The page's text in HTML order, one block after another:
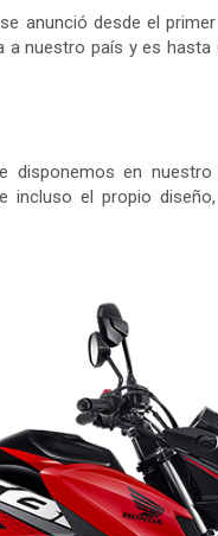
anunció desde el
nuestro país y es
en nuestro
el propio